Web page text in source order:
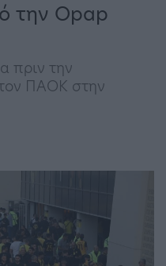
την Opap
πριν την
ΠΑΟΚ στην